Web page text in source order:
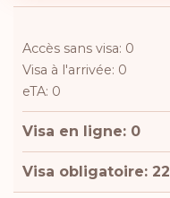
Accès sans visa: 0
Visa à l'arrivée: 0
eTA: 0
Visa en ligne: 0
Visa obligatoire: